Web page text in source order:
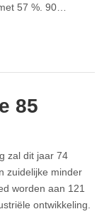
57 %. 90…
85
zal dit jaar 74
zuidelijke minder
worden aan 121
ontwikkeling.